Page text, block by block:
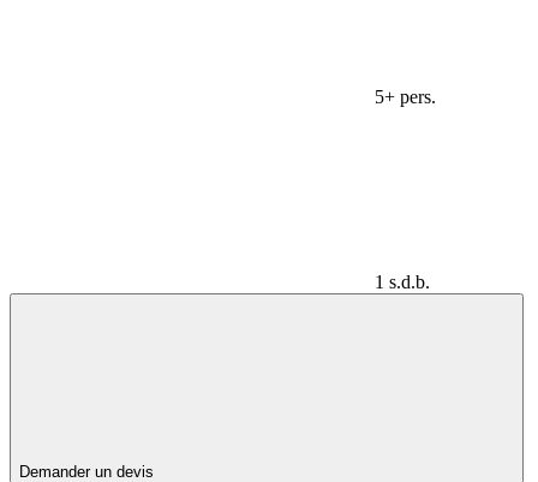
5+ pers.
1 s.d.b.
Demander un devis